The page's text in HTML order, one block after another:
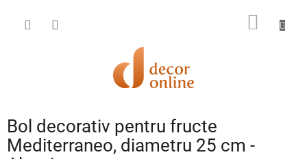
conținut
COŞ
Bol decorativ pentru fructe
Mediterraneo, diametru 25 cm -